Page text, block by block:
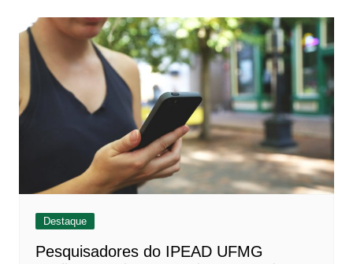
Destaque
Pesquisadores do IPEAD UFMG